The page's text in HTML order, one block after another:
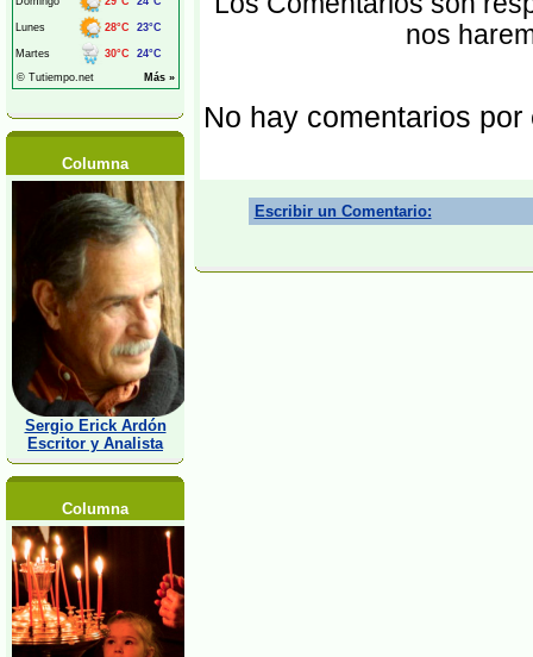
Columna
Sergio Erick Ardón
Escritor y Analista
Columna
nos
No hay comentarios por
Escribir un Comentario: